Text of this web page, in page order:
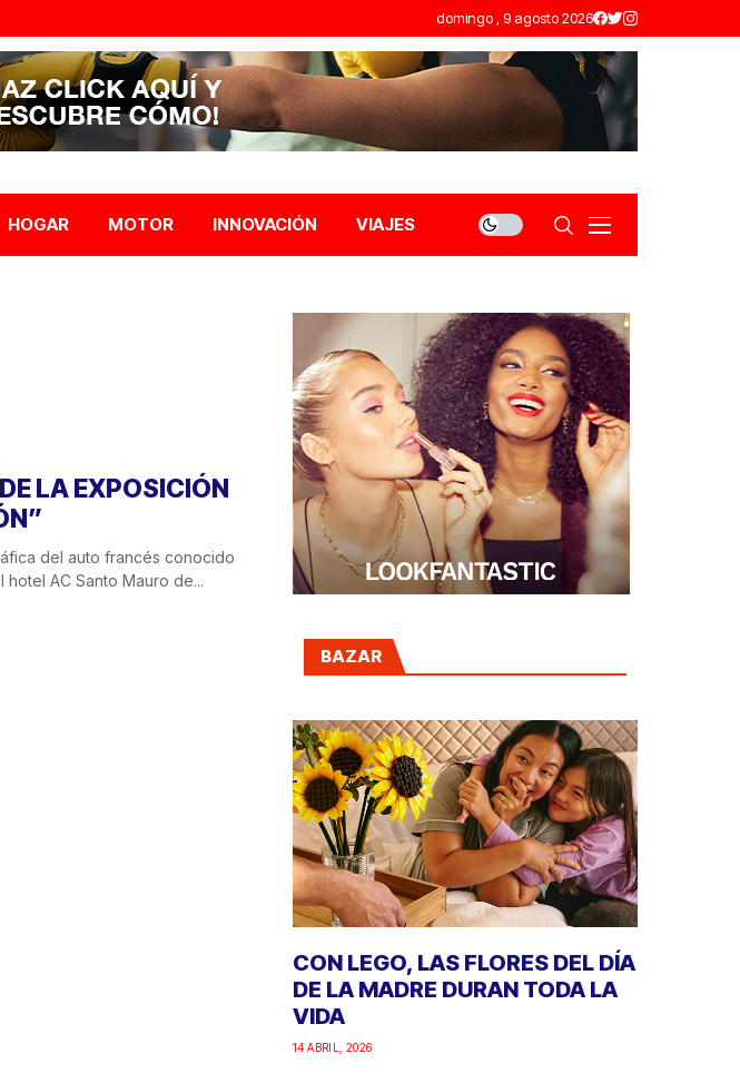
domingo , 9 agosto 2026
HOGAR MOTOR INNOVACIÓN VIAJES
LA EXPOSICIÓN
del auto francés conocido
hotel AC Santo Mauro de...
BAZAR
CON LEGO, LAS FLORES DEL DÍA
DE LA MADRE DURAN TODA LA
VIDA
14 ABRIL, 2026